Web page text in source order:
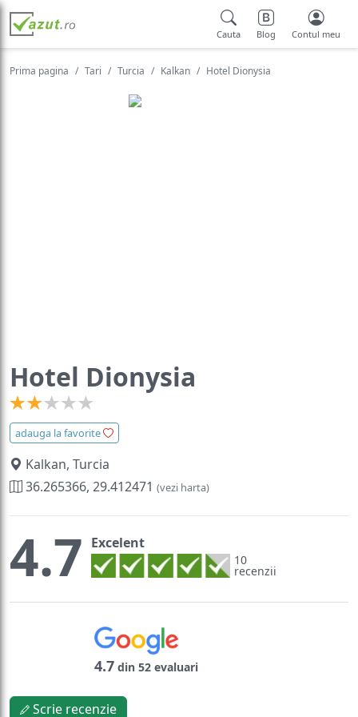
Cauta Blog Contul meu
Prima pagina Tari Turcia Kalkan Hotel Dionysia
Hotel Dionysia
adauga la favorite
Kalkan, Turcia
36.265366, 29.412471 (vezi harta)
4.7 Excelent
10
recenzii
4.7 din 52 evaluari
Scrie recenzie